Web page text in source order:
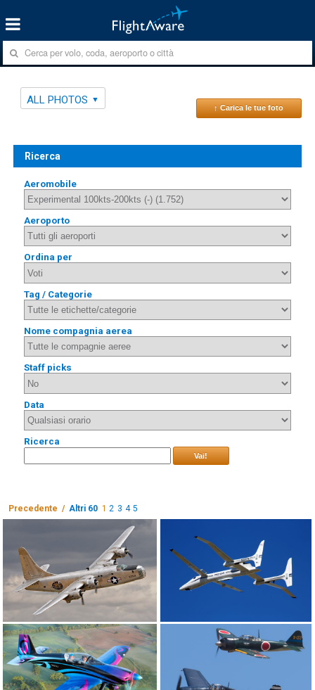
ALL PHOTOS
↑ Carica le tue foto
Ricerca
Aeromobile
Aeroporto
Ordina per
Tag / Categorie
Nome compagnia aerea
Staff picks
Data
Ricerca
Vai!
Precedente / Altri 60 1 2 3 4 5